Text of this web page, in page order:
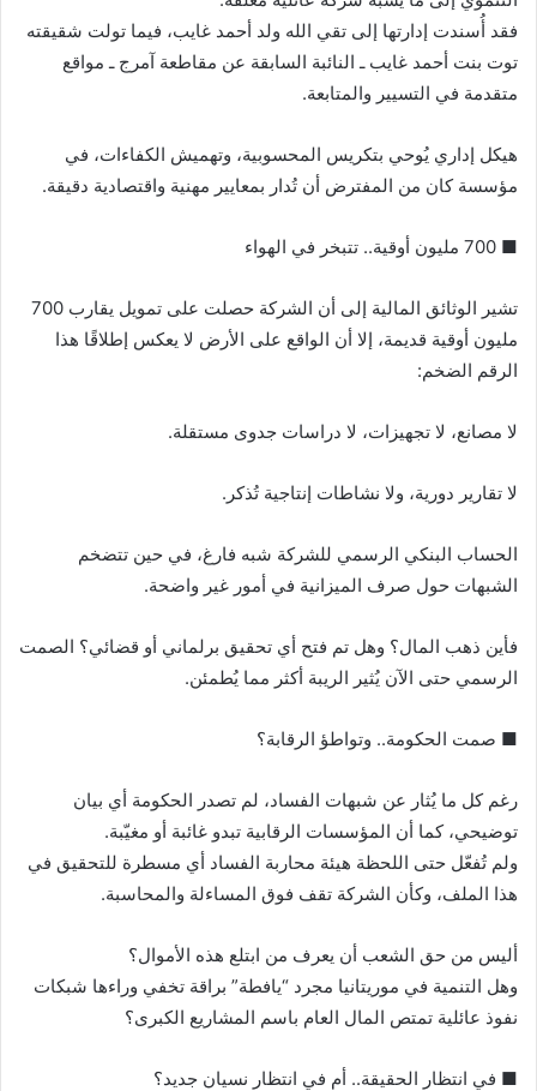
فقد أُسندت إدارتها إلى تقي الله ولد أحمد غايب، فيما تولت شقيقته
توت بنت أحمد غايب ـ النائبة السابقة عن مقاطعة آمرج ـ مواقع
متقدمة في التسيير والمتابعة.
هيكل إداري يُوحي بتكريس المحسوبية، وتهميش الكفاءات، في
مؤسسة كان من المفترض أن تُدار بمعايير مهنية واقتصادية دقيقة.
■ 700 مليون أوقية.. تتبخر في الهواء
تشير الوثائق المالية إلى أن الشركة حصلت على تمويل يقارب 700
مليون أوقية قديمة، إلا أن الواقع على الأرض لا يعكس إطلاقًا هذا
الرقم الضخم:
لا مصانع، لا تجهيزات، لا دراسات جدوى مستقلة.
لا تقارير دورية، ولا نشاطات إنتاجية تُذكر.
الحساب البنكي الرسمي للشركة شبه فارغ، في حين تتضخم
الشبهات حول صرف الميزانية في أمور غير واضحة.
فأين ذهب المال؟ وهل تم فتح أي تحقيق برلماني أو قضائي؟ الصمت
الرسمي حتى الآن يُثير الريبة أكثر مما يُطمئن.
■ صمت الحكومة.. وتواطؤ الرقابة؟
رغم كل ما يُثار عن شبهات الفساد، لم تصدر الحكومة أي بيان
توضيحي، كما أن المؤسسات الرقابية تبدو غائبة أو مغيّبة.
ولم تُفعّل حتى اللحظة هيئة محاربة الفساد أي مسطرة للتحقيق في
هذا الملف، وكأن الشركة تقف فوق المساءلة والمحاسبة.
أليس من حق الشعب أن يعرف من ابتلع هذه الأموال؟
وهل التنمية في موريتانيا مجرد “يافطة” براقة تخفي وراءها شبكات
نفوذ عائلية تمتص المال العام باسم المشاريع الكبرى؟
■ في انتظار الحقيقة.. أم في انتظار نسيان جديد؟